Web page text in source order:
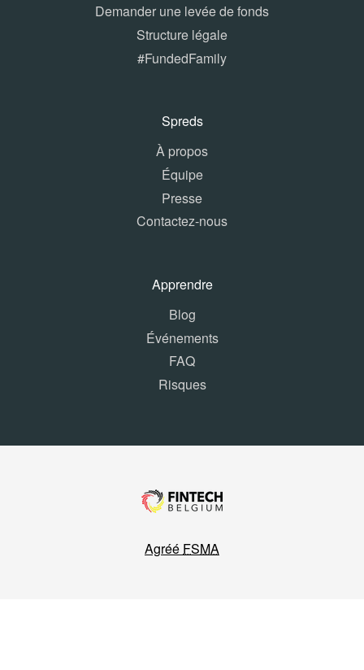
Demander une levée de fonds
Structure légale
#FundedFamily
Spreds
À propos
Équipe
Presse
Contactez-nous
Apprendre
Blog
Événements
FAQ
Risques
Agréé FSMA